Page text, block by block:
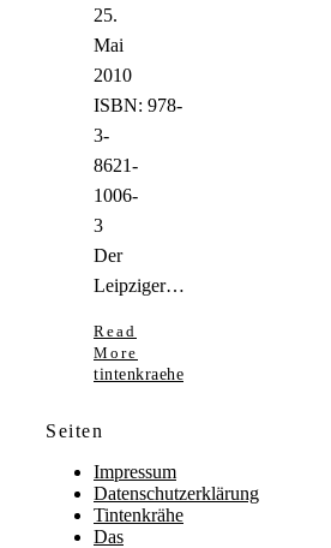
25.
Mai
2010
ISBN: 978-
3-
8621-
1006-
3
Der
Leipziger…
Read
More
tintenkraehe
Seiten
Impressum
Datenschutzerklärung
Tintenkrähe
Das